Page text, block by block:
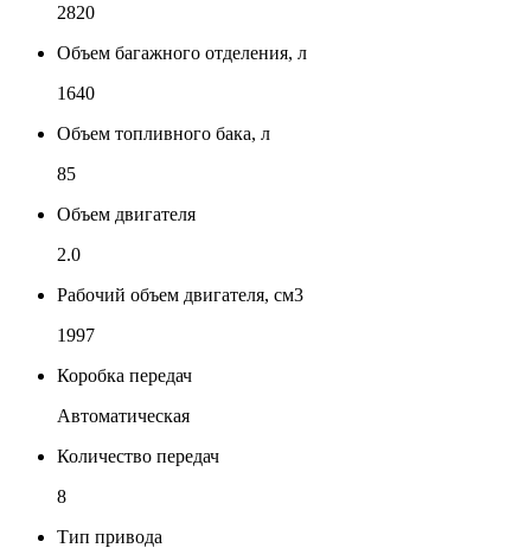
2820
Объем багажного отделения, л
1640
Объем топливного бака, л
85
Объем двигателя
2.0
Рабочий объем двигателя, см3
1997
Коробка передач
Автоматическая
Количество передач
8
Тип привода